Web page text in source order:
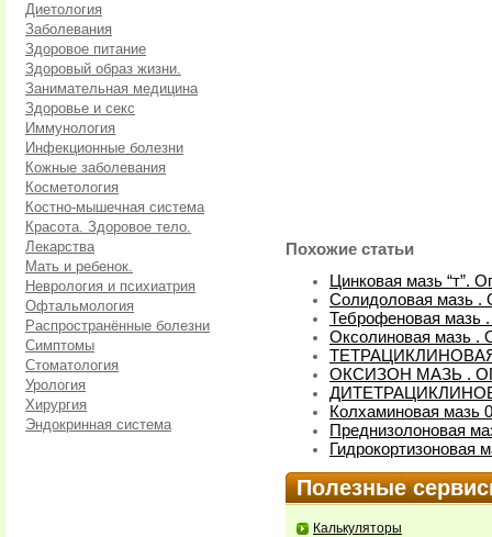
Диетология
Заболевания
Здоровое питание
Здоровый образ жизни.
Занимательная медицина
Здоровье и секс
Иммунология
Инфекционные болезни
Кожные заболевания
Косметология
Костно-мышечная система
Красота. Здоровое тело.
Лекарства
Мать и ребенок.
Неврология и психиатрия
Офтальмология
Распространённые болезни
Симптомы
Стоматология
Урология
Хирургия
Эндокринная система
Похожие статьи
Цинковая мазь “т”.
Солидоловая мазь .
Теброфеновая мазь
Оксолиновая мазь .
ОКСИЗОН МАЗЬ .
Колхаминовая мазь
Преднизолоновая
Гидрокортизоновая
Полезные
Калькуляторы